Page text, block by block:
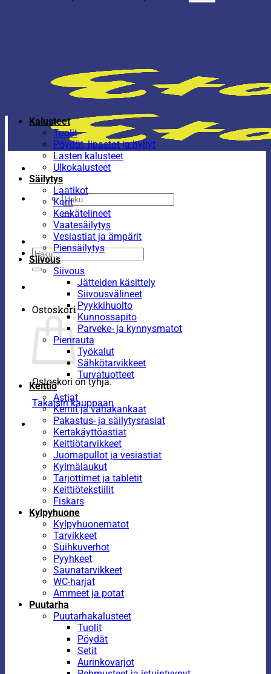
Etsi:
Etsi:
Ostoskori
Ostoskori on tyhjä.
Takaisin kauppaan
Kalusteet
Tuolit
Pöydät, lipastot ja hyllyt
Lasten kalusteet
Ulkokalusteet
Säilytys
Laatikot
Korit
Kenkätelineet
Vaatesäilytys
Vesiastiat ja ämpärit
Piensäilytys
Siivous
Siivous
Jätteiden käsittely
Siivousvälineet
Pyykkihuolto
Kunnossapito
Parveke- ja kynnysmatot
Pienrauta
Työkalut
Sähkötarvikkeet
Turvatuotteet
Keittiö
Astiat
Kernit ja vahakankaat
Pakastus- ja säilytysrasiat
Kertakäyttöastiat
Keittiötarvikkeet
Juomapullot ja vesiastiat
Kylmälaukut
Tarjottimet ja tabletit
Keittiötekstiilit
Fiskars
Kylpyhuone
Kylpyhuonematot
Tarvikkeet
Suihkuverhot
Pyyhkeet
Saunatarvikkeet
WC-harjat
Ammeet ja potat
Puutarha
Puutarhakalusteet
Tuolit
Pöydät
Setit
Aurinkovarjot